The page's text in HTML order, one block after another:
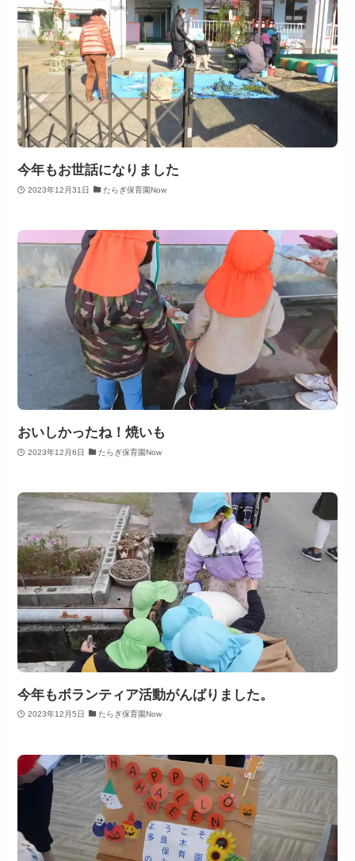
今年もお世話になりました
2023年12月31日 たらぎ保育園Now
おいしかったね！焼いも
2023年12月6日 たらぎ保育園Now
今年もボランティア活動がんばりました。
2023年12月5日 たらぎ保育園Now